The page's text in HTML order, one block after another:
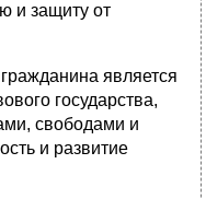
и защиту от
является
государства,
свободами и
и развитие